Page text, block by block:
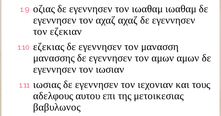
1:9 οζιας δε εγεννησεν τον ιωαθαμ ιωαθαμ δε
εγεννησεν τον αχαζ αχαζ δε εγεννησεν
τον εζεκιαν
1:10 εζεκιας δε εγεννησεν τον μανασση
μανασσης δε εγεννησεν τον αμων αμων δε
εγεννησεν τον ιωσιαν
1:11 ιωσιας δε εγεννησεν τον ιεχονιαν και τους
αδελφους αυτου επι της μετοικεσιας
βαβυλωνος